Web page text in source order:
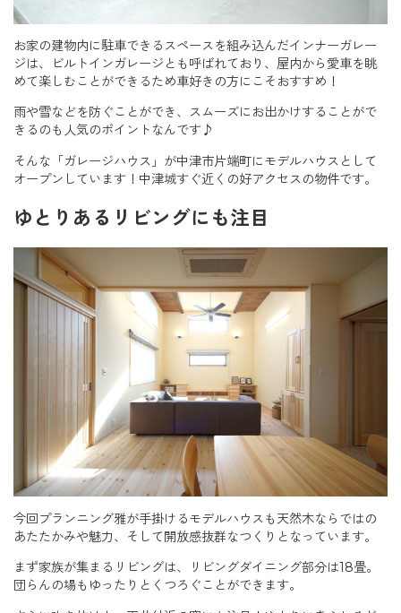
お家の建物内に駐車できるスペースを組み込んだインナーガレー
ジは、ビルトインガレージとも呼ばれており、屋内から愛車を眺
めて楽しむことができるため車好きの方にこそおすすめ！
雨や雪などを防ぐことができ、スムーズにお出かけすることがで
きるのも人気のポイントなんです♪
そんな「ガレージハウス」が中津市片端町にモデルハウスとして
オープンしています！中津城すぐ近くの好アクセスの物件です。
ゆとりあるリビングにも注目
今回プランニング雅が手掛けるモデルハウスも天然木ならではの
あたたかみや魅力、そして開放感抜群なつくりとなっています。
まず家族が集まるリビングは、リビングダイニング部分は18畳。
団らんの場もゆったりとくつろぐことができます。